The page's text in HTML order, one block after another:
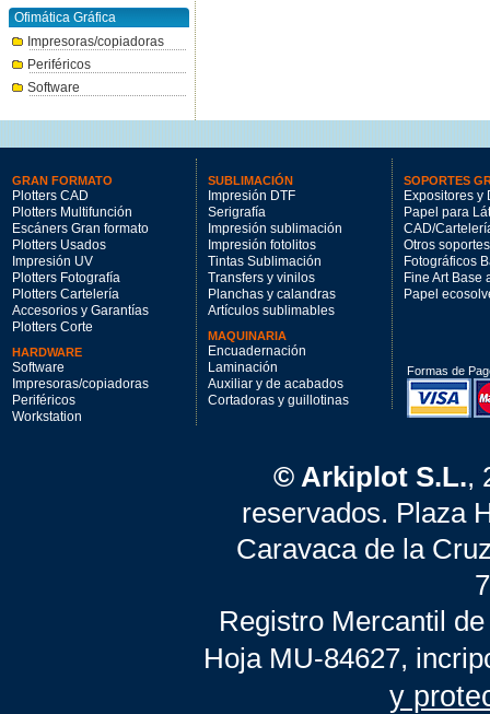
Ofimática Gráfica
Impresoras/copiadoras
Periféricos
Software
GRAN FORMATO
Plotters CAD
Plotters Multifunción
Escáners Gran formato
Plotters Usados
Impresión UV
Plotters Fotografía
Plotters Cartelería
Accesorios y Garantías
Plotters Corte
HARDWARE
Software
Impresoras/copiadoras
Periféricos
Workstation
SUBLIMACIÓN
Impresión DTF
Serigrafía
Impresión sublimación
Impresión fotolitos
Tintas Sublimación
Transfers y vinilos
Planchas y calandras
Artículos sublimables
MAQUINARIA
Encuadernación
Laminación
Auxiliar y de acabados
Cortadoras y guillotinas
SOPORTES
Expositores y
Papel para
CAD/
Otros soportes
Fotográficos
Fine Art Base
Papel
Formas de
© Arkiplot S.L.,
reservados. Plaza
Caravaca de la
Registro Mercantil
Hoja MU-84627,
y